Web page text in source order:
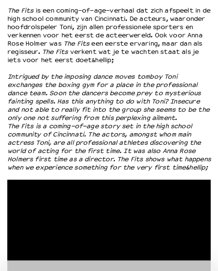
Speciale educatieprogramma’s
OVER LANTARENVENSTER
Wat we doen
Wie is wie
Word vriend
Historie
Partners
Huisregels
Privacyverklaring
Integriteits- en gedragscode
Duurzaamheid
Culturele boycot Israël
The Fitsis een coming-of-age-verhaal dat zich afspeelt in de
high school community van Cincinnati. De acteurs, waaronder
hoofdrolspeler Toni, zijn allen professionele sporters en
verkennen voor het eerst de acteerwereld. Ook voor Anna
Rose Holmer was The Fitseen eerste ervaring, maar dan als
regisseur. The Fitsverkent wat je te wachten staat als je
iets voor het eerst doet&hellip;
Intrigued by the imposing dance moves tomboy Toni
exchanges the boxing gym for a place in the professional
dance team. Soon the dancers become prey to mysterious
fainting spells. Has this anything to do with Toni? Insecure
and not able to really fit into the group she seems to be the
only one not suffering from this perplexing ailment.
The Fits is a coming-of-age story set in the high school
community of Cincinnati. The actors, amongst whom main
actress Toni, are all professional athletes discovering the
world of acting for the first time. It was also Anna Rose
Holmers first time as a director. The Fits shows what happens
when we experience something for the very first time&hellip;